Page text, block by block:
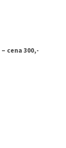
cena 300,-